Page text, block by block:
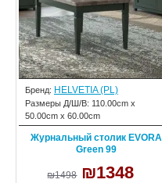
Бренд: HELVETIA (PL)
Размеры Д/Ш/В: 110.00cm x
50.00cm x 60.00cm
Журнальный столик EVORA
Green 99
₪1498 ₪1348